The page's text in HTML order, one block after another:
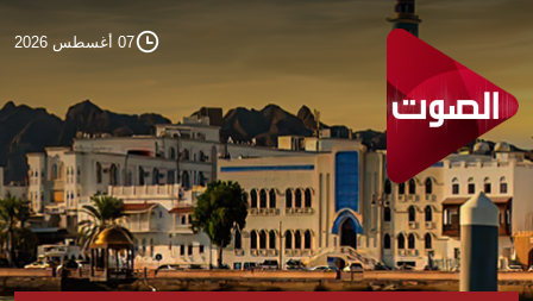
07 أغسطس 2026